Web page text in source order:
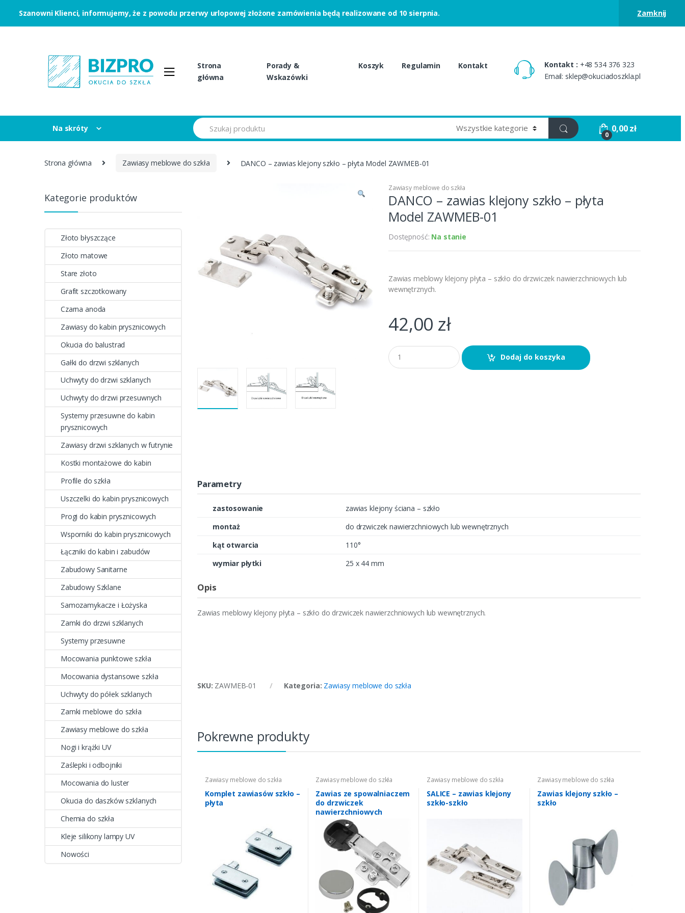
Skip to navigation
Skip to content
Strona
główna
Porady &
Wskazówki
Koszyk Regulamin Kontakt Kontakt : +48 534 376 323
Email: sklep@okuciadoszkla.pl
Na skróty
S
e
a
h
0
0,00zł
Strona główna Zawiasy meblowe do szkła DANCO – zawias klejony szkło – płyta Model ZAWMEB-01
Zawiasy meblowe do szkła
DANCO – zawias klejony szkło – płyta
Model ZAWMEB-01
Dostępność: Na stanie
Zawias meblowy klejony płyta – szkło do drzwiczek nawierzchniowych lub
wewnętrznych.
42,00 zł
Q
u
a
Dodaj do koszyka
Parametry
zastosowanie
zawias klejony ściana – szkło
montaż
do drzwiczek nawierzchniowych lub wewnętrznych
kąt otwarcia
110°
wymiar płytki
25 x 44 mm
Opis
Zawias meblowy klejony płyta – szkło do drzwiczek nawierzchniowych lub wewnętrznych.
SKU: ZAWMEB-01 Kategoria: Zawiasy meblowe do szkła
Pokrewne produkty
Zawiasy meblowe do szkła
Komplet zawiasów szkło –
płyta
Zawiasy meblowe do szkła
Zawias ze spowalniaczem
do drzwiczek
nawierzchniowych
Zawiasy meblowe do szkła
SALICE – zawias klejony
szkło-szkło
Zawiasy meblowe do szkła
Zawias klejony szkło –
szkło
Kategorie produktów
Złoto błyszczące
Złoto matowe
Stare złoto
Grafit szczotkowany
Czarna anoda
Zawiasy do kabin prysznicowych
Okucia do balustrad
Gałki do drzwi szklanych
Uchwyty do drzwi szklanych
Uchwyty do drzwi przesuwnych
Systemy przesuwne do kabin
prysznicowych
Zawiasy drzwi szklanych w futrynie
Kostki montażowe do kabin
Profile do szkła
Uszczelki do kabin prysznicowych
Progi do kabin prysznicowych
Wsporniki do kabin prysznicowych
Łączniki do kabin i zabudów
Zabudowy Sanitarne
Zabudowy Szklane
Samozamykacze i Łożyska
Zamki do drzwi szklanych
Systemy przesuwne
Mocowania punktowe szkła
Mocowania dystansowe szkła
Uchwyty do półek szklanych
Zamki meblowe do szkła
Zawiasy meblowe do szkła
Nogi i krążki UV
Zaślepki i odbojniki
Mocowania do luster
Okucia do daszków szklanych
Chemia do szkła
Kleje silikony lampy UV
Nowości
Szanowni Klienci, informujemy, że z powodu przerwy urlopowej złożone zamówienia będą realizowane od 10 sierpnia. Zamknij